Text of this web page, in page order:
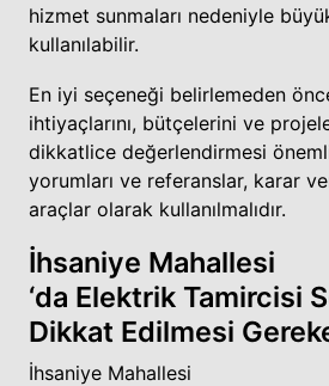
hizmet sunmaları nedeniyle
kullanılabilir.
En iyi seçeneği belirlemeden
ihtiyaçlarını, bütçelerini ve
dikkatlice değerlendirmesi
yorumları ve referanslar, karar
araçlar olarak kullanılmalıdır.
İhsaniye Mahallesi
‘da Elektrik Tamircisi
Dikkat Edilmesi
İhsaniye Mahallesi